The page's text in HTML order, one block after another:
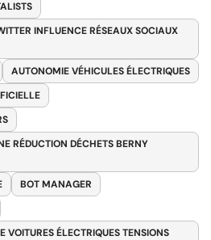
INFLUENCE RÉSEAUX SOCIAUX
AUTONOMIE VÉHICULES ÉLECTRIQUES
RÉDUCTION DÉCHETS BERNY
BOT MANAGER
VOITURES ÉLECTRIQUES TENSIONS